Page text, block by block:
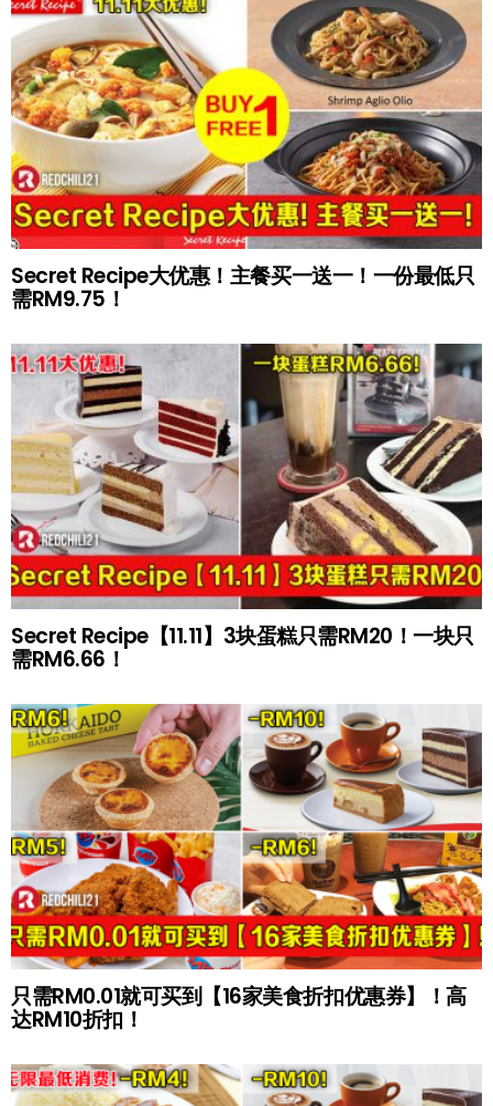
Secret Recipe大优惠！主餐买一送一！一份最低只
需RM9.75！
Secret Recipe【11.11】3块蛋糕只需RM20！一块只
需RM6.66！
只需RM0.01就可买到【16家美食折扣优惠券】！高
达RM10折扣！